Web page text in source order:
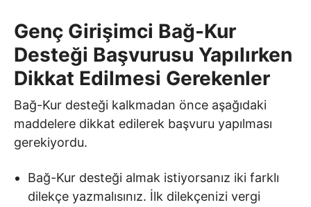
Genç Girişimci Bağ-Kur
Desteği Başvurusu Yapılırken
Dikkat Edilmesi Gerekenler
Bağ-Kur desteği kalkmadan önce aşağıdaki
maddelere dikkat edilerek başvuru yapılması
gerekiyordu.
Bağ-Kur desteği almak istiyorsanız iki farklı
dilekçe yazmalısınız. İlk dilekçenizi vergi